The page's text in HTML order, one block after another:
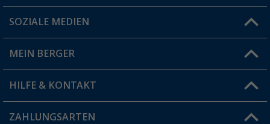
Du hast eine Frage?
Filiale finden
SOZIALE MEDIEN
MEIN BERGER
Vorteilskarte
Blog
HILFE & KONTAKT
FAQ & Kontakt
ZAHLUNGSARTEN